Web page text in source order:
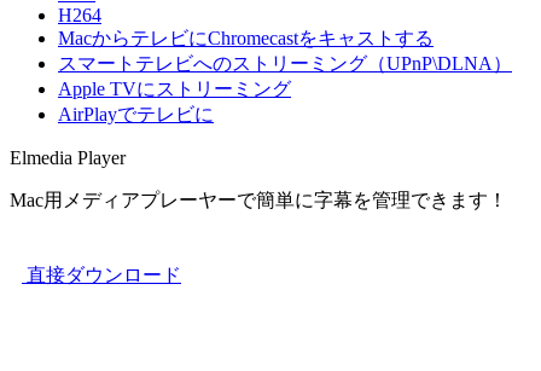
H264
MacからテレビにChromecastをキャストする
スマートテレビへのストリーミング（UPnP\DLNA）
Apple TVにストリーミング
AirPlayでテレビに
Elmedia Player
Mac用メディアプレーヤーで簡単に字幕を管理できます！
直接ダウンロード